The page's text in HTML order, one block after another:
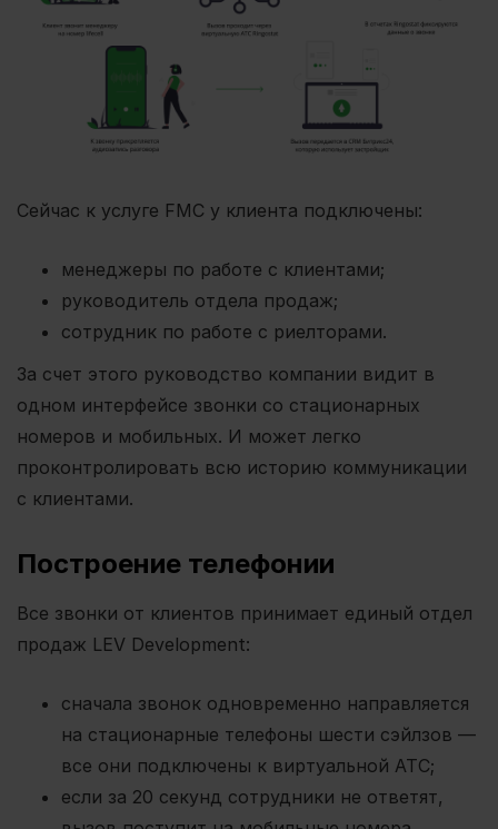
Сейчас к услуге FMC у клиента подключены:
менеджеры по работе с клиентами;
руководитель отдела продаж;
сотрудник по работе с риелторами.
За счет этого руководство компании видит в
одном интерфейсе звонки со стационарных
номеров и мобильных. И может легко
проконтролировать всю историю коммуникации
с клиентами.
Построение телефонии
Все звонки от клиентов принимает единый отдел
продаж LEV Development:
сначала звонок одновременно направляется
на стационарные телефоны шести сэйлзов —
все они подключены к виртуальной АТС;
если за 20 секунд сотрудники не ответят,